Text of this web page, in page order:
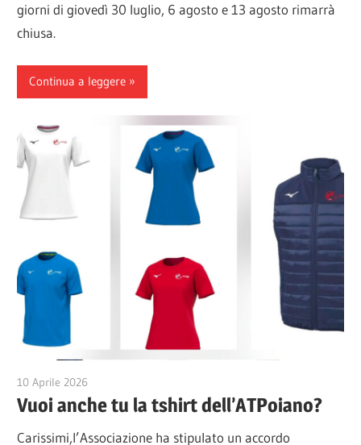
giorni di giovedì 30 luglio, 6 agosto e 13 agosto rimarrà
chiusa.
Continua a leggere
10 Aprile 2026
Vuoi anche tu la tshirt dell’ATPoiano?
Carissimi,l’Associazione ha stipulato un accordo